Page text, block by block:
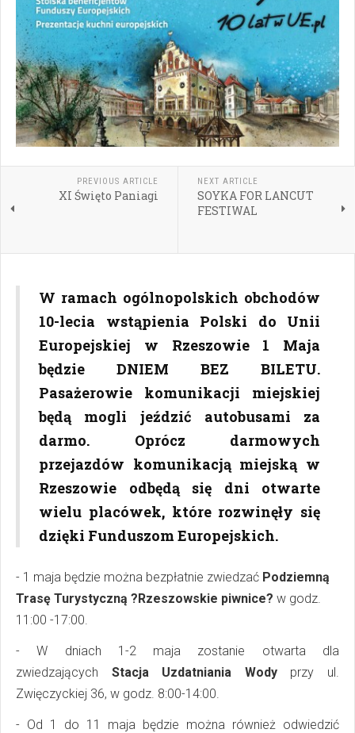
PREVIOUS ARTICLE
XI Święto Paniagi
NEXT ARTICLE
SOYKA FOR LANCUT
FESTIWAL
W ramach ogólnopolskich obchodów
10-lecia wstąpienia Polski do Unii
Europejskiej w Rzeszowie 1 Maja
będzie DNIEM BEZ BILETU.
Pasażerowie komunikacji miejskiej
będą mogli jeździć autobusami za
darmo. Oprócz darmowych
przejazdów komunikacją miejską w
Rzeszowie odbędą się dni otwarte
wielu placówek, które rozwinęły się
dzięki Funduszom Europejskich.
- 1 maja będzie można bezpłatnie zwiedzać Podziemną
Trasę Turystyczną ?Rzeszowskie piwnice? w godz.
11:00 -17:00.
- W dniach 1-2 maja zostanie otwarta dla
zwiedzających Stacja Uzdatniania Wodyprzy ul.
Zwięczyckiej 36, w godz. 8:00-14:00.
- Od 1 do 11 maja będzie można również odwiedzić